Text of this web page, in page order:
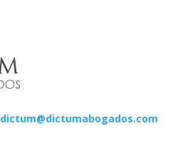
dictum@dictumabogados.com